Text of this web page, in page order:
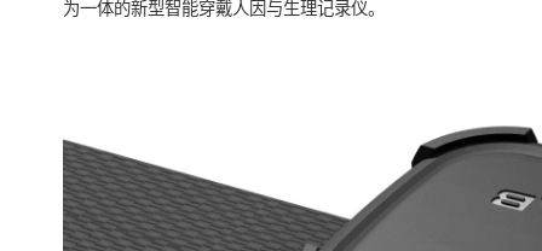
为一体的新型智能穿戴人因与生理记录仪。